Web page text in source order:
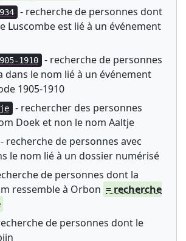
- recherche de personnes dont
Luscombe est lié à un événement
1910
- recherche de personnes
dans le nom lié à un événement
1905-1910
- rechercher des personnes
Doek et non le nom Aaltje
- recherche de personnes avec
le nom lié à un dossier numérisé
de personnes dont la
ressemble à Orbon = recherche
de personnes dont le